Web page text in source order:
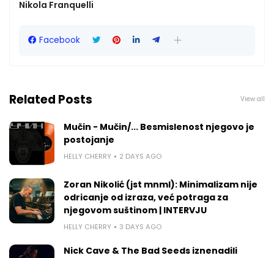
Nikola Franquelli
Facebook
Related Posts View all
Mučin - Mučin/... Besmislenost njegovo je
postojanje
HELLY CHERRY 2 DAYS AGO
Zoran Nikolić (jst mnml): Minimalizam nije
odricanje od izraza, već potraga za
njegovom suštinom | INTERVJU
HELLY CHERRY 3 DAYS AGO
Nick Cave & The Bad Seeds iznenadili